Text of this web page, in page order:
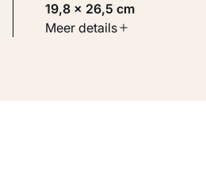
19,8 × 26,5 cm
Soort werk
Meer details